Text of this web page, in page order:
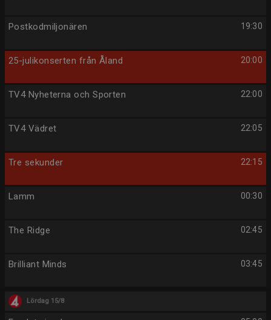
19:30
Postkodmiljonären
20:00
25-julikonserten från Åland
22:00
TV4 Nyheterna och Sporten
22:05
TV4 Vädret
22:15
Tre sekunder
00:30
Lamm
02:45
The Ridge
03:45
Brilliant Minds
Lördag 15/8